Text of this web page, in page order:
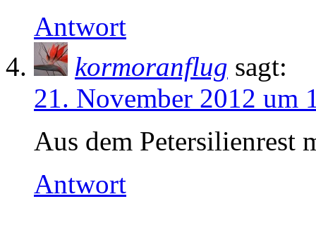
Antwort
kormoranflug sagt:
21. November 2012 um
Aus dem Petersilienrest
Antwort